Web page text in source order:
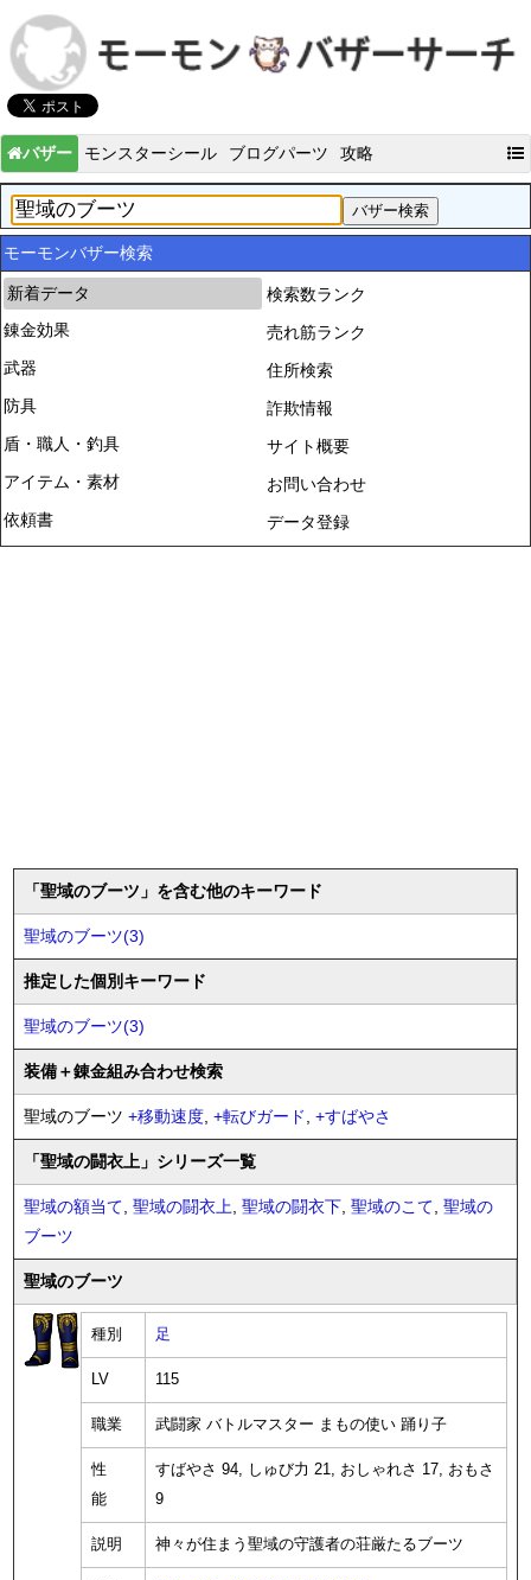
バザー モンスターシール ブログパーツ 攻略
モーモンバザー検索
新着データ
錬金効果
武器
防具
盾・職人・釣具
アイテム・素材
依頼書
検索数ランク
売れ筋ランク
住所検索
詐欺情報
サイト概要
お問い合わせ
データ登録
「聖域のブーツ」を含む他のキーワード
聖域のブーツ(3)
推定した個別キーワード
聖域のブーツ(3)
装備＋錬金組み合わせ検索
聖域のブーツ +移動速度, +転びガード, +すばやさ
「聖域の闘衣上」シリーズ一覧
聖域の額当て, 聖域の闘衣上, 聖域の闘衣下, 聖域のこて, 聖域の
ブーツ
聖域のブーツ
種別 足
LV 115
職業 武闘家 バトルマスター まもの使い 踊り子
性
能
すばやさ 94, しゅび力 21, おしゃれさ 17, おもさ
9
説明 神々が住まう聖域の守護者の荘厳たるブーツ